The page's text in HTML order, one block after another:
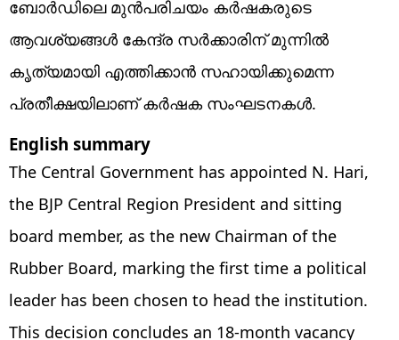
ബോർഡിലെ മുൻപരിചയം കർഷകരുടെ
ആവശ്യങ്ങൾ കേന്ദ്ര സർക്കാരിന് മുന്നിൽ
കൃത്യമായി എത്തിക്കാൻ സഹായിക്കുമെന്ന
പ്രതീക്ഷയിലാണ് കർഷക സംഘടനകൾ.
English summary
The Central Government has appointed N. Hari,
the BJP Central Region President and sitting
board member, as the new Chairman of the
Rubber Board, marking the first time a political
leader has been chosen to head the institution.
This decision concludes an 18-month vacancy